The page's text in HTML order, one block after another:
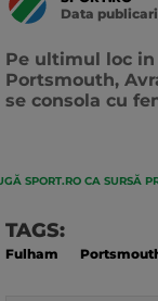
Data
Pe ultimul loc
Portsmouth,
se consola cu
SPORT.RO CA SURSĂ
TAGS:
Fulham